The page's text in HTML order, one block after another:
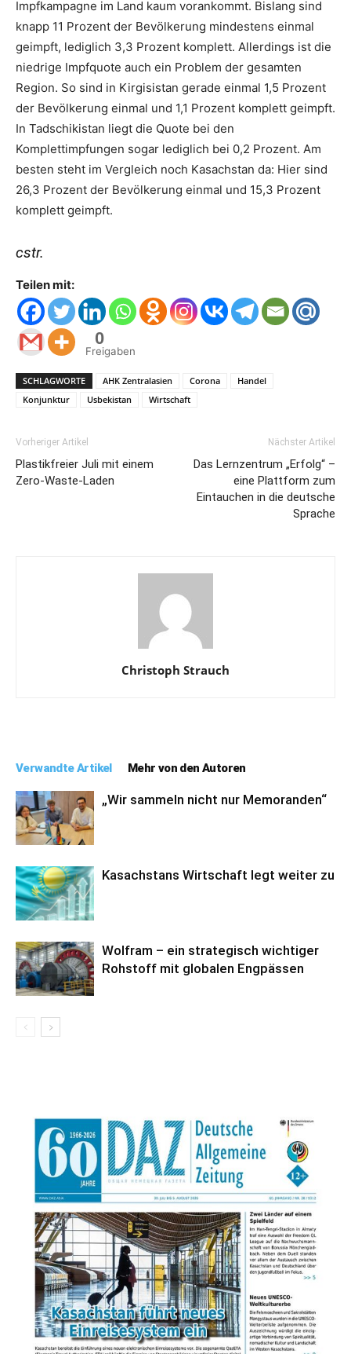
Impfkampagne im Land kaum vorankommt. Bislang sind
knapp 11 Prozent der Bevölkerung mindestens einmal
geimpft, lediglich 3,3 Prozent komplett. Allerdings ist die
niedrige Impfquote auch ein Problem der gesamten
Region. So sind in Kirgisistan gerade einmal 1,5 Prozent
der Bevölkerung einmal und 1,1 Prozent komplett geimpft.
In Tadschikistan liegt die Quote bei den
Komplettimpfungen sogar lediglich bei 0,2 Prozent. Am
besten steht im Vergleich noch Kasachstan da: Hier sind
26,3 Prozent der Bevölkerung einmal und 15,3 Prozent
komplett geimpft.
cstr.
Teilen mit:
0
Freigaben
SCHLAGWORTE AHK Zentralasien Corona
Handel
Konjunktur
Usbekistan Wirtschaft
Vorheriger Artikel
Plastikfreier Juli mit einem
Zero-Waste-Laden
Nächster Artikel
Das Lernzentrum „Erfolg“ –
eine Plattform zum
Eintauchen in die deutsche
Sprache
Christoph Strauch
Verwandte Artikel Mehr von den Autoren
„Wir sammeln nicht nur Memoranden“
Kasachstans Wirtschaft legt weiter zu
Wolfram – ein strategisch wichtiger
Rohstoff mit globalen Engpässen